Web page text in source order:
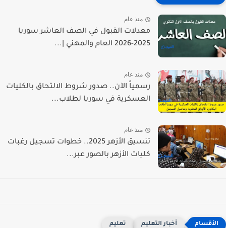
منذ عام
معدلات القبول في الصف العاشر سوريا
2025-2026 العام والمهني |...
منذ عام
رسمياً الآن.. صدور شروط الالتحاق بالكليات
العسكرية في سوريا لطلاب...
منذ عام
تنسيق الأزهر 2025.. خطوات تسجيل رغبات
كليات الأزهر بالصور عبر...
أخبار التعليم تعليم